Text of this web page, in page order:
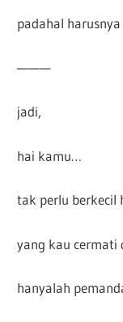
padahal
———
jadi,
hai kamu…
tak perlu berkecil
yang kau cermati
hanyalah